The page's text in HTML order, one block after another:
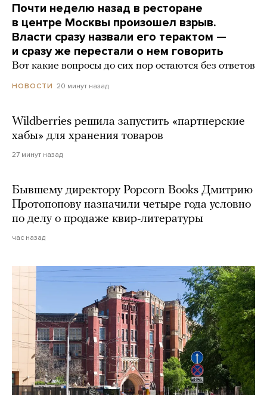
Почти неделю назад в ресторане
в центре Москвы произошел взрыв.
Власти сразу назвали его терактом —
и сразу же перестали о нем говорить
Вот какие вопросы до сих пор остаются без ответов
НОВОСТИ 20 минут назад
Wildberries решила запустить «партнерские
хабы» для хранения товаров
27 минут назад
Бывшему директору Popcorn Books Дмитрию
Протопопову назначили четыре года условно
по делу о продаже квир-литературы
час назад